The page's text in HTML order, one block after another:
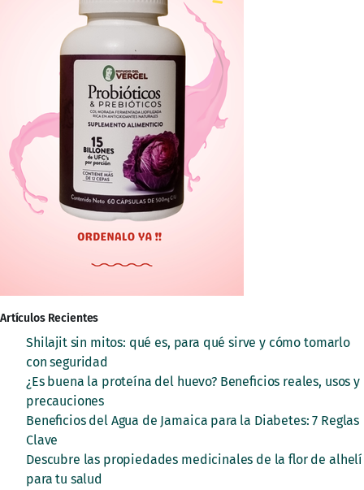
Artículos Recientes
Shilajit sin mitos: qué es, para qué sirve y cómo tomarlo
con seguridad
¿Es buena la proteína del huevo? Beneficios reales, usos y
precauciones
Beneficios del Agua de Jamaica para la Diabetes: 7 Reglas
Clave
Descubre las propiedades medicinales de la flor de alhelí
para tu salud